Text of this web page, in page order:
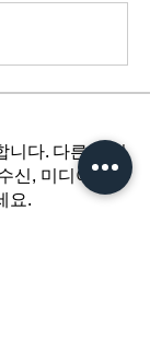
니다. 다른 회원
신, 미디어 공
요.